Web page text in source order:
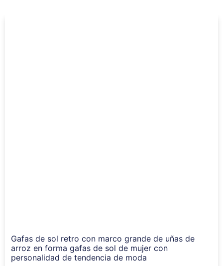
Gafas de sol retro con marco grande de uñas de
arroz en forma gafas de sol de mujer con
personalidad de tendencia de moda